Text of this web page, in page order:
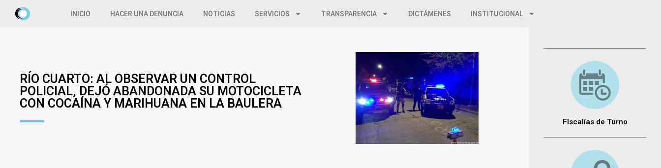
INICIO HACER UNA DENUNCIA NOTICIAS SERVICIOS TRANSPARENCIA DICTÁMENES INSTITUCIONAL
RÍO CUARTO: AL OBSERVAR UN CONTROL
POLICIAL, DEJÓ ABANDONADA SU MOTOCICLETA
CON COCAÍNA Y MARIHUANA EN LA BAULERA
FIscalías de Turno